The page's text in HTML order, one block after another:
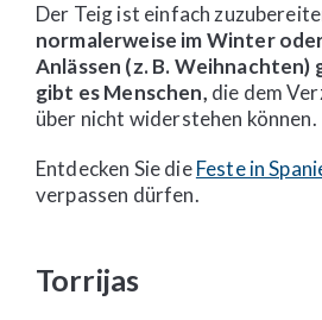
Der Teig ist einfach
normalerweise im Winter
Anlässen (z. B. Weihnachten)
gibt es Menschen, die dem
über nicht widerstehen können.
Entdecken Sie dieFeste in
verpassen dürfen.
Torrijas